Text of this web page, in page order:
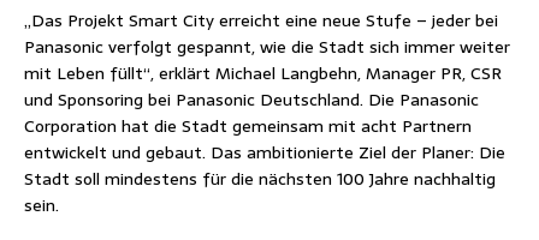
„Das Projekt Smart City erreicht eine neue Stufe – jeder bei
Panasonic verfolgt gespannt, wie die Stadt sich immer weiter
mit Leben füllt“, erklärt Michael Langbehn, Manager PR, CSR
und Sponsoring bei Panasonic Deutschland. Die Panasonic
Corporation hat die Stadt gemeinsam mit acht Partnern
entwickelt und gebaut. Das ambitionierte Ziel der Planer: Die
Stadt soll mindestens für die nächsten 100 Jahre nachhaltig
sein.